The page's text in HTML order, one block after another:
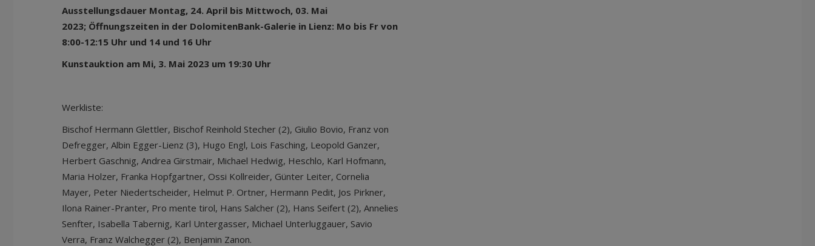
Ausstellungsdauer Montag, 24. April bis Mittwoch, 03. Mai
2023; Öffnungszeiten in der DolomitenBank-Galerie in Lienz: Mo bis Fr von
8:00-12:15 Uhr und 14 und 16 Uhr
Kunstauktion am Mi, 3. Mai 2023 um 19:30 Uhr
Werkliste:
Bischof Hermann Glettler, Bischof Reinhold Stecher (2), Giulio Bovio, Franz von
Defregger, Albin Egger-Lienz (3), Hugo Engl, Lois Fasching, Leopold Ganzer,
Herbert Gaschnig, Andrea Girstmair, Michael Hedwig, Heschlo, Karl Hofmann,
Maria Holzer, Franka Hopfgartner, Ossi Kollreider, Günter Leiter, Cornelia
Mayer, Peter Niedertscheider, Helmut P. Ortner, Hermann Pedit, Jos Pirkner,
Ilona Rainer-Pranter, Pro mente tirol, Hans Salcher (2), Hans Seifert (2), Annelies
Senfter, Isabella Tabernig, Karl Untergasser, Michael Unterluggauer, Savio
Verra, Franz Walchegger (2), Benjamin Zanon.